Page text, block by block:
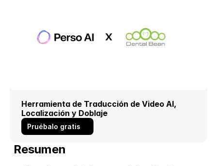
Herramienta de Traducción de Video AI,
Localización y Doblaje
Pruébalo gratis
Resumen